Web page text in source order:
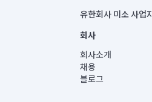
유한회사 미소 사업
사업자등록번호 :
통신판매신고번호 :
대표이사 : CHING
주소 | 본사: 서울특별
컨택센터 : 서울특별
회사
회사소개
채용
블로그